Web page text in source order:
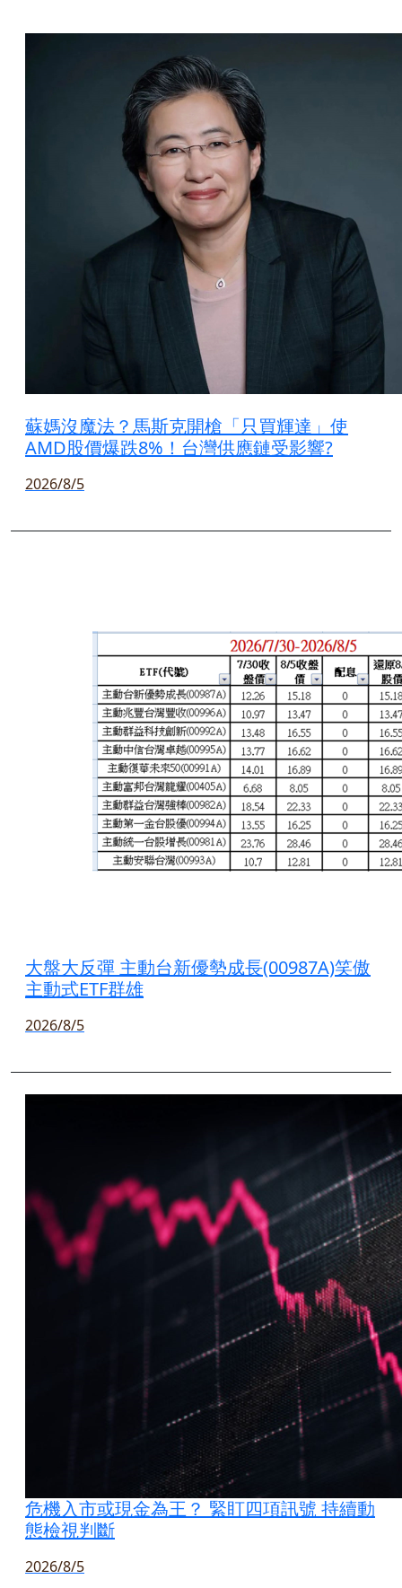
蘇媽沒魔法？馬斯克開槍「只買輝達」使
AMD股價爆跌8%！台灣供應鏈受影響?
2026/8/5
大盤大反彈 主動台新優勢成長(00987A)笑傲
主動式ETF群雄
2026/8/5
危機入市或現金為王？ 緊盯四項訊號 持續動
態檢視判斷
2026/8/5